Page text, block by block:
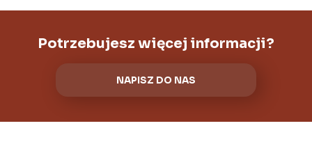
Potrzebujesz więcej informacji?
NAPISZ DO NAS